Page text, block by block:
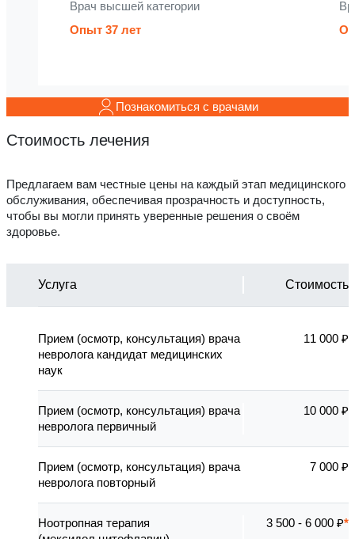
Врач высшей категории
Опыт 37 лет
Познакомиться с врачами
Стоимость лечения
Предлагаем вам честные цены на каждый этап медицинского
обслуживания, обеспечивая прозрачность и доступность,
чтобы вы могли принять уверенные решения о своём
здоровье.
Услуга Стоимость
Прием (осмотр, консультация) врача
невролога кандидат медицинских
наук
11 000 ₽
Прием (осмотр, консультация) врача
невролога первичный
10 000 ₽
Прием (осмотр, консультация) врача
невролога повторный
7 000 ₽
Ноотропная терапия
3 500 - 6 000 ₽